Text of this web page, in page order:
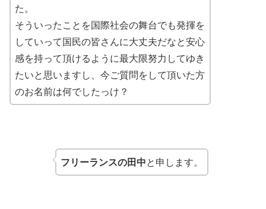
た。
そういったことを国際社会の舞台でも発揮を
していって国民の皆さんに大丈夫だなと安心
感を持って頂けるように最大限努力してゆき
たいと思いますし、今ご質問をして頂いた方
のお名前は何でしたっけ？
フリーランスの田中と申します。